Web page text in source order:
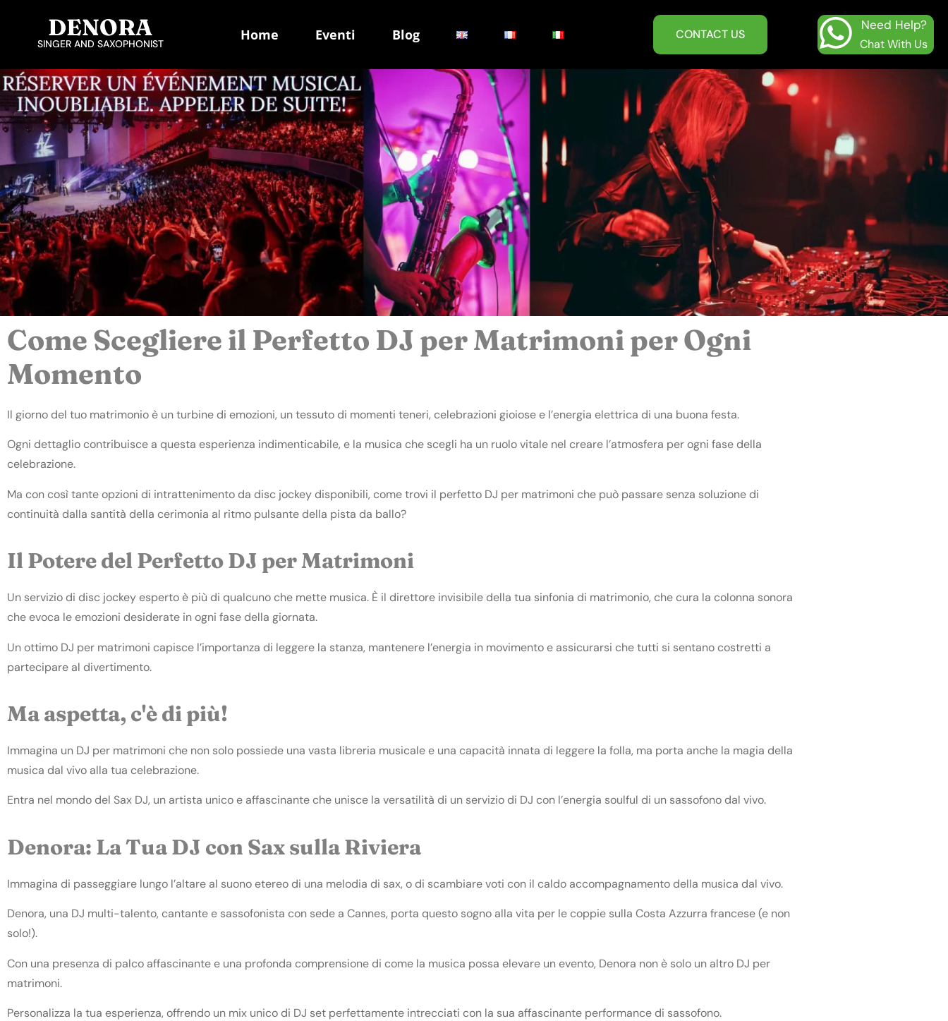
DENORA
SINGER AND SAXOPHONIST
Home Eventi Blog CONTACT US
Need Help?
Chat With Us
Come Scegliere il Perfetto DJ per Matrimoni per Ogni
Momento
Il giorno del tuo matrimonio è un turbine di emozioni, un tessuto di momenti teneri, celebrazioni gioiose e l’energia elettrica di una buona festa.
Ogni dettaglio contribuisce a questa esperienza indimenticabile, e la musica che scegli ha un ruolo vitale nel creare l’atmosfera per ogni fase della
celebrazione.
Ma con così tante opzioni di intrattenimento da disc jockey disponibili, come trovi il perfetto DJ per matrimoni che può passare senza soluzione di
continuità dalla santità della cerimonia al ritmo pulsante della pista da ballo?
Il Potere del Perfetto DJ per Matrimoni
Un servizio di disc jockey esperto è più di qualcuno che mette musica. È il direttore invisibile della tua sinfonia di matrimonio, che cura la colonna sonora
che evoca le emozioni desiderate in ogni fase della giornata.
Un ottimo DJ per matrimoni capisce l’importanza di leggere la stanza, mantenere l’energia in movimento e assicurarsi che tutti si sentano costretti a
partecipare al divertimento.
Ma aspetta, c'è di più!
Immagina un DJ per matrimoni che non solo possiede una vasta libreria musicale e una capacità innata di leggere la folla, ma porta anche la magia della
musica dal vivo alla tua celebrazione.
Entra nel mondo del Sax DJ, un artista unico e affascinante che unisce la versatilità di un servizio di DJ con l’energia soulful di un sassofono dal vivo.
Denora: La Tua DJ con Sax sulla Riviera
Immagina di passeggiare lungo l’altare al suono etereo di una melodia di sax, o di scambiare voti con il caldo accompagnamento della musica dal vivo.
Denora, una DJ multi-talento, cantante e sassofonista con sede a Cannes, porta questo sogno alla vita per le coppie sulla Costa Azzurra francese (e non
solo!).
Con una presenza di palco affascinante e una profonda comprensione di come la musica possa elevare un evento, Denora non è solo un altro DJ per
matrimoni.
Personalizza la tua esperienza, offrendo un mix unico di DJ set perfettamente intrecciati con la sua affascinante performance di sassofono.